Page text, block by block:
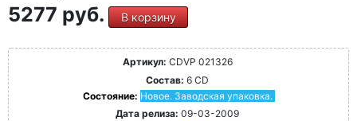
5277 руб. В корзину
Артикул: CDVP 021326
Состав: 6 CD
Состояние: Новое. Заводская упаковка.
Дата релиза: 09-03-2009